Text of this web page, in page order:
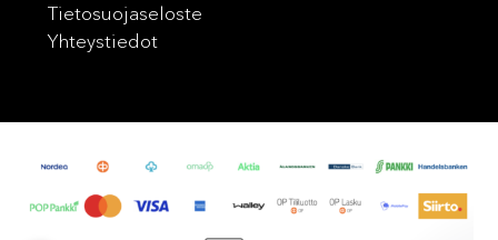
Tietosuojaseloste
Yhteystiedot